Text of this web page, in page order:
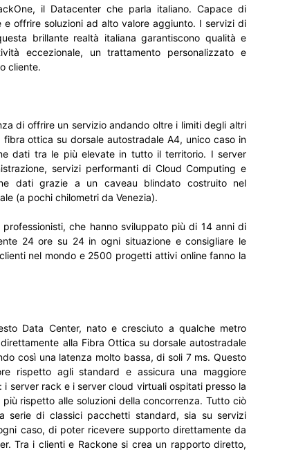
il Datacenter che parla italiano. Capace di
offrire soluzioni ad alto valore aggiunto. I servizi di
brillante realtà italiana garantiscono qualità e
eccezionale, un trattamento personalizzato e
cliente.
di offrire un servizio andando oltre i limiti degli altri
ottica su dorsale autostradale A4, unico caso in
dati tra le più elevate in tutto il territorio. I server
servizi performanti di Cloud Computing e
dati grazie a un caveau blindato costruito nel
(a pochi chilometri da Venezia).
che hanno sviluppato più di 14 anni di
24 ore su 24 in ogni situazione e consigliare le
nel mondo e 2500 progetti attivi online fanno la
Data Center, nato e cresciuto a qualche metro
alla Fibra Ottica su dorsale autostradale
così una latenza molto bassa, di soli 7 ms. Questo
rispetto agli standard e assicura una maggiore
server rack e i server cloud virtuali ospitati presso la
rispetto alle soluzioni della concorrenza. Tutto ciò
serie di classici pacchetti standard, sia su servizi
caso, di poter ricevere supporto direttamente da
Tra i clienti e Rackone si crea un rapporto diretto,